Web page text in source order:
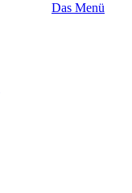
Das Menü